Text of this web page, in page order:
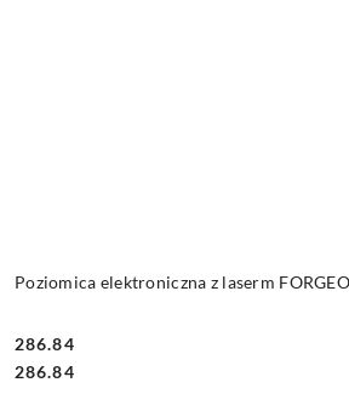
Poziomica elektroniczna z laserm
Cena:
286.84
Cena:
286.84